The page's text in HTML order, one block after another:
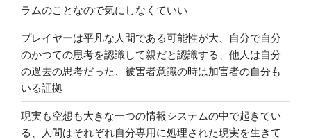
ラムのことなので気にしなくていい
プレイヤーは平凡な人間である可能性が大、自分で自分
のかつての思考を認識して親だと認識する、他人は自分
の過去の思考だった、被害者意識の時は加害者の自分も
いる証拠
現実も空想も大きな一つの情報システムの中で起きてい
る、人間はそれぞれ自分専用に処理された現実を生きて